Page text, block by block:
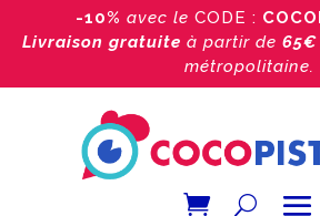
-10% avec le CODE :
Livraison gratuite à partir de 65€
métropolitaine.